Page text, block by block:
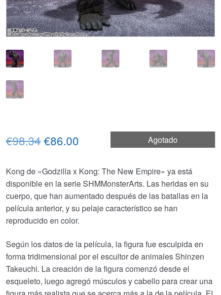
Agotado
€98.34El
original
era:
€98.34.
€86.00
actual
es:
€86.00.
Kong de «Godzilla x Kong: The New Empire» ya está
disponible en la serie SHMMonsterArts. Las heridas en su
cuerpo, que han aumentado después de las batallas en la
película anterior, y su pelaje característico se han
reproducido en color.
Según los datos de la película, la figura fue esculpida en
forma tridimensional por el escultor de animales Shinzen
Takeuchi. La creación de la figura comenzó desde el
esqueleto, luego agregó músculos y cabello para crear una